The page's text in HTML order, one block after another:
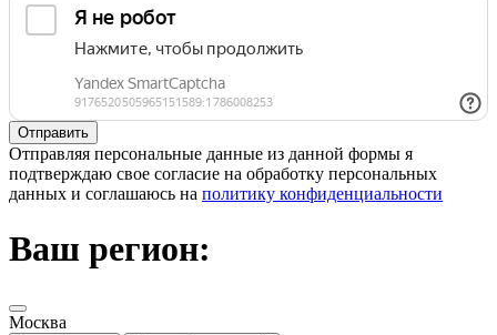
Отправляя персональные данные из данной формы я
подтверждаю свое согласие на обработку персональных
данных и соглашаюсь на политику конфиденциальности
Ваш регион:
Москва